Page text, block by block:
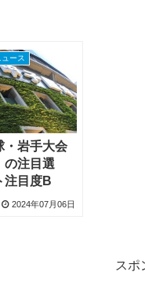
ース
・岩手大会
の注目選
注目度B
2024年07月06日
スポ